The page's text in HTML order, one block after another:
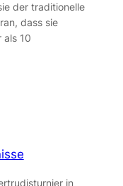
der traditionelle
dass sie
als 10
in